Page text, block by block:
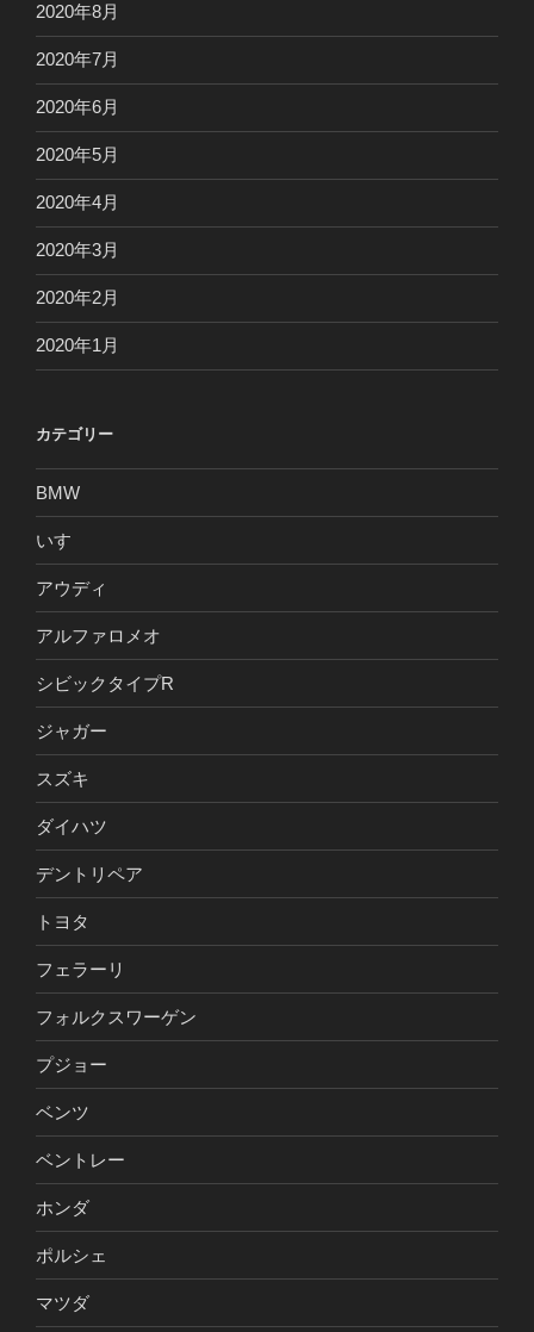
2020年8月
2020年7月
2020年6月
2020年5月
2020年4月
2020年3月
2020年2月
2020年1月
カテゴリー
BMW
いすゞ
アウディ
アルファロメオ
シビックタイプR
ジャガー
スズキ
ダイハツ
デントリペア
トヨタ
フェラーリ
フォルクスワーゲン
プジョー
ベンツ
ベントレー
ホンダ
ポルシェ
マツダ